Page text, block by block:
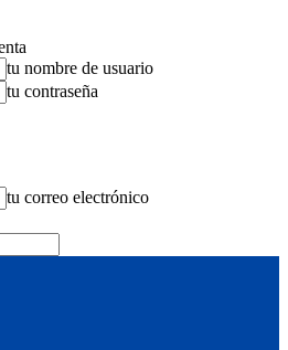
tu nombre de usuario
tu contraseña
tu correo electrónico